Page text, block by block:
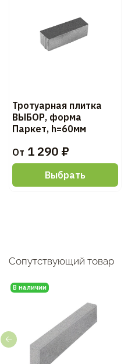
Тротуарная плитка
ВЫБОР, форма
Паркет, h=60мм
От 1 290 ₽
Выбрать
Сопутствующий товар
В наличии